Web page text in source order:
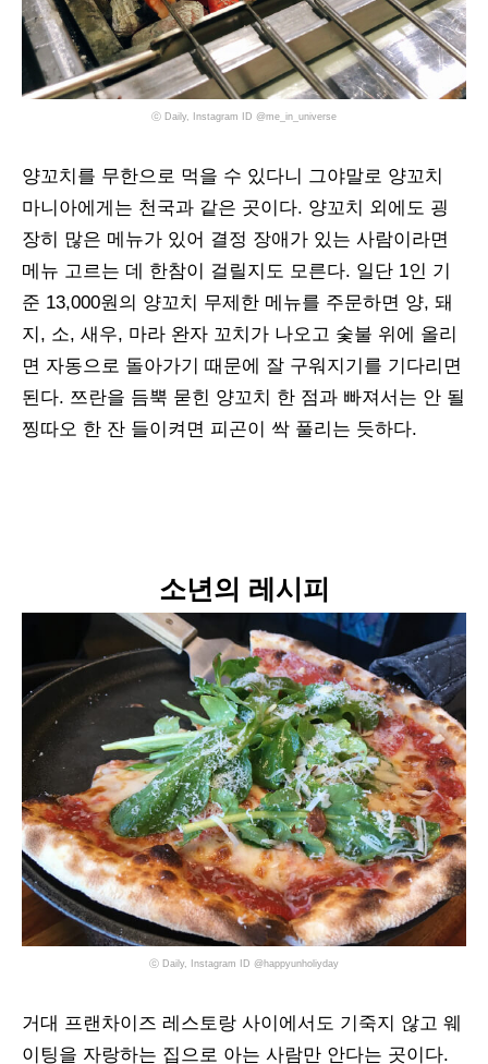
ⓒ Daily, Instagram ID @me_in_universe
양꼬치를 무한으로 먹을 수 있다니 그야말로 양꼬치
마니아에게는 천국과 같은 곳이다. 양꼬치 외에도 굉
장히 많은 메뉴가 있어 결정 장애가 있는 사람이라면
메뉴 고르는 데 한참이 걸릴지도 모른다. 일단 1인 기
준 13,000원의 양꼬치 무제한 메뉴를 주문하면 양, 돼
지, 소, 새우, 마라 완자 꼬치가 나오고 숯불 위에 올리
면 자동으로 돌아가기 때문에 잘 구워지기를 기다리면
된다. 쯔란을 듬뿍 묻힌 양꼬치 한 점과 빠져서는 안 될
찡따오 한 잔 들이켜면 피곤이 싹 풀리는 듯하다.
소년의 레시피
ⓒ Daily, Instagram ID @happyunholiyday
거대 프랜차이즈 레스토랑 사이에서도 기죽지 않고 웨
이팅을 자랑하는 집으로 아는 사람만 안다는 곳이다.